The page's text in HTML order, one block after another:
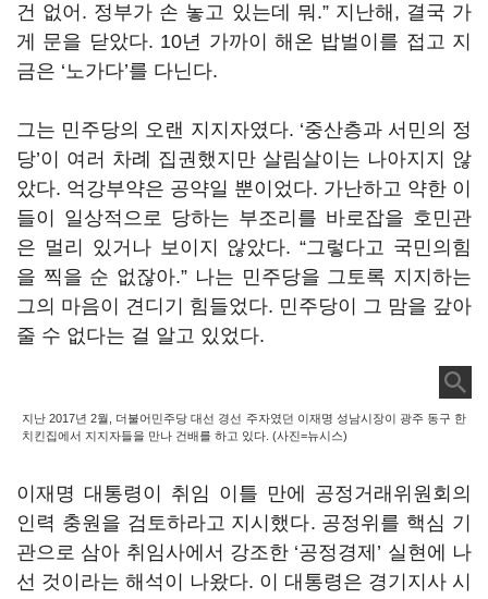
건 없어. 정부가 손 놓고 있는데 뭐.” 지난해, 결국 가
게 문을 닫았다. 10년 가까이 해온 밥벌이를 접고 지
금은 ‘노가다’를 다닌다.
그는 민주당의 오랜 지지자였다. ‘중산층과 서민의 정
당’이 여러 차례 집권했지만 살림살이는 나아지지 않
았다. 억강부약은 공약일 뿐이었다. 가난하고 약한 이
들이 일상적으로 당하는 부조리를 바로잡을 호민관
은 멀리 있거나 보이지 않았다. “그렇다고 국민의힘
을 찍을 순 없잖아.” 나는 민주당을 그토록 지지하는
그의 마음이 견디기 힘들었다. 민주당이 그 맘을 갚아
줄 수 없다는 걸 알고 있었다.
지난 2017년 2월, 더불어민주당 대선 경선 주자였던 이재명 성남시장이 광주 동구 한
치킨집에서 지지자들을 만나 건배를 하고 있다. (사진=뉴시스)
이재명 대통령이 취임 이틀 만에 공정거래위원회의
인력 충원을 검토하라고 지시했다. 공정위를 핵심 기
관으로 삼아 취임사에서 강조한 ‘공정경제’ 실현에 나
선 것이라는 해석이 나왔다. 이 대통령은 경기지사 시